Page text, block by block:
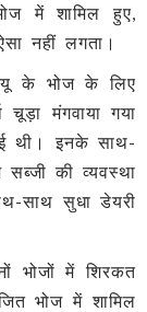
में शामिल हुए,
नहीं लगता।
के भोज के लिए
मंगवाया गया
थी। इनके साथ-
की व्‍यवस्‍था
साथ सुधा डेयरी
भोजों में शिरकत
भोज में शामिल